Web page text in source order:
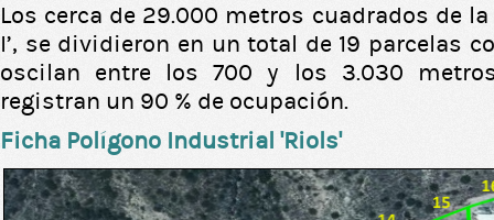
Los cerca de 29.000 metros cuadrados de
I’, se dividieron en un total de 19 parcelas
oscilan entre los 700 y los 3.030
registran un 90 % de ocupación.
Ficha Polígono Industrial 'Riols'